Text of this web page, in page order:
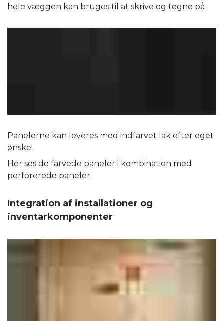
hele væggen kan bruges til at skrive og tegne på
Panelerne kan leveres med indfarvet lak efter eget
ønske.
Her ses de farvede paneler i kombination med
perforerede paneler
Integration af installationer og
inventarkomponenter